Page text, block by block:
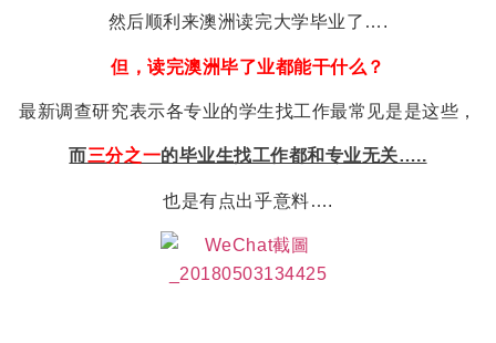
然后顺利来澳洲读完大学毕业了….
但，读完澳洲毕了业都能干什么？
最新调查研究表示各专业的学生找工作最常见是是这些，
而三分之一的毕业生找工作都和专业无关…..
也是有点出乎意料….